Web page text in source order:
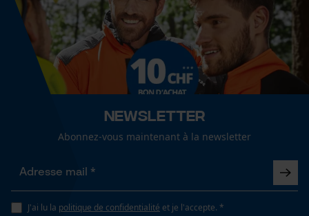
Newsletter
Abonnez-vous maintenant à la newsletter
J'ai lu la politique de confidentialité et je l'accepte. *